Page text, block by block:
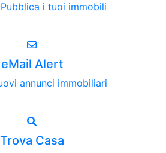
i tuoi immobili
eMail Alert
annunci immobiliari
Trova Casa